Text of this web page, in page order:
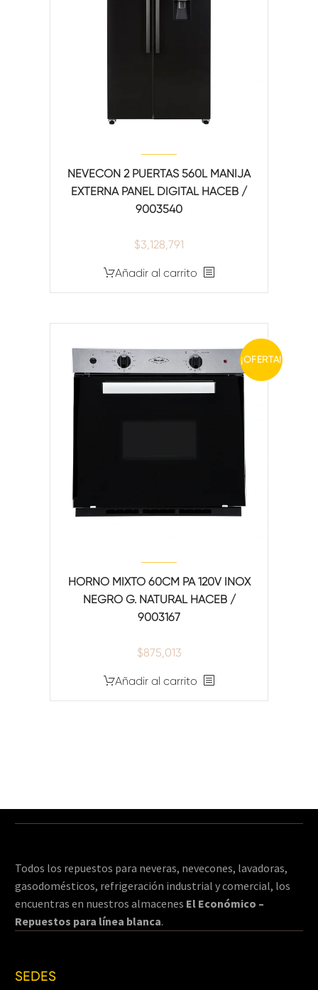
NEVECON 2 PUERTAS 560L MANIJA
EXTERNA PANEL DIGITAL HACEB /
9003540
$3,128,791
Añadir al carrito
¡OFERTA!
HORNO MIXTO 60CM PA 120V INOX
NEGRO G. NATURAL HACEB /
9003167
$875,013
Añadir al carrito
Todos los repuestos para neveras, nevecones, lavadoras,
gasodomésticos, refrigeración industrial y comercial, los
encuentras en nuestros almacenes El Económico –
Repuestos para línea blanca.
SEDES